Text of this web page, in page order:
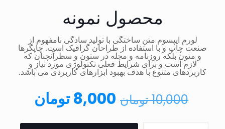
محصول نمونه
لورم ایپسوم متن ساختگی با تولید سادگی نامفهوم از
صنعت چاپ و با استفاده از طراحان گرافیک است. چاپگرها
و متون بلکه روزنامه و مجله در ستون و سطرآنچنان که
لازم است و برای شرایط فعلی تکنولوژی مورد نیاز و
کاربردهای متنوع با هدف بهبود ابزارهای کاربردی می باشد.
10,000تومان 8,000تومان